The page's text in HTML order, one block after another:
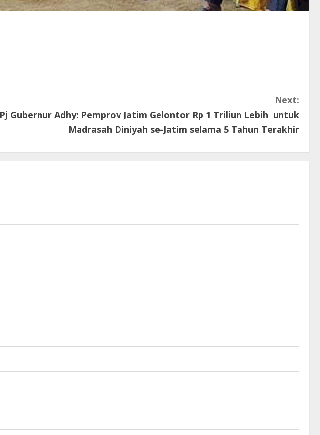
Next:
Pj Gubernur Adhy: Pemprov Jatim Gelontor Rp 1 Triliun Lebih untuk
Madrasah Diniyah se-Jatim selama 5 Tahun Terakhir